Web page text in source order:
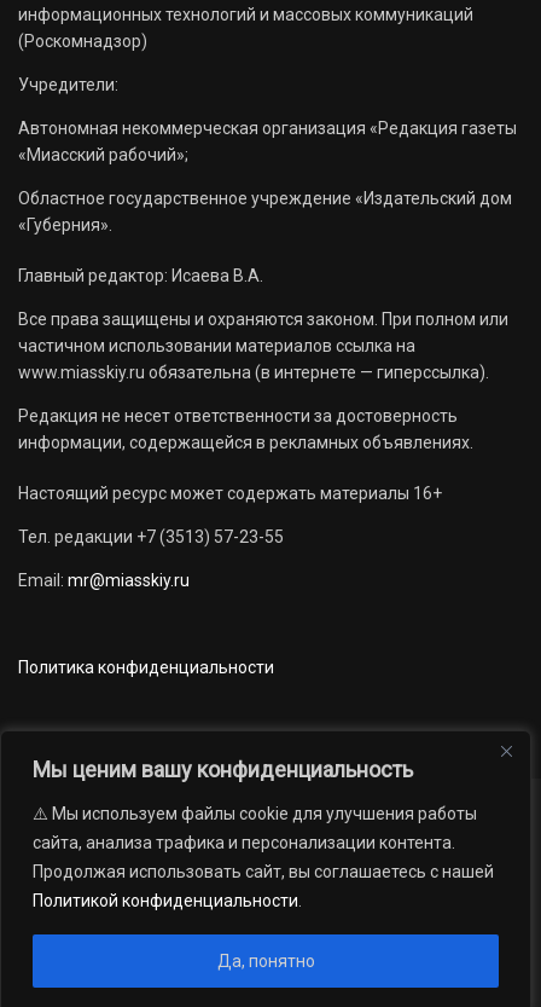
Мы ценим вашу конфиденциальность
⚠️ Мы используем файлы cookie для улучшения работы
сайта, анализа трафика и персонализации контента.
Продолжая использовать сайт, вы соглашаетесь с нашей
Политикой конфиденциальности
Да, понятно
информационных технологий и массовых коммуникаций
(Роскомнадзор)
Учредители:
Автономная некоммерческая организация «Редакция газеты
«Миасский рабочий»;
Областное государственное учреждение «Издательский дом
«Губерния».
Главный редактор: Исаева В.А.
Все права защищены и охраняются законом. При полном или
частичном использовании материалов ссылка на
www.miasskiy.ru обязательна (в интернете — гиперссылка).
Редакция не несет ответственности за достоверность
информации, содержащейся в рекламных объявлениях.
Настоящий ресурс может содержать материалы 16+
Тел. редакции +7 (3513) 57-23-55
Email: mr@miasskiy.ru
Политика конфиденциальности
Новости Наши проекты
Официально
АРХИВ
16+
газеты «Миасский рабочий»; Областное государственное учреждение
«Издательский дом «Губерния». Все права защищены.
Андрей Петрович Попов